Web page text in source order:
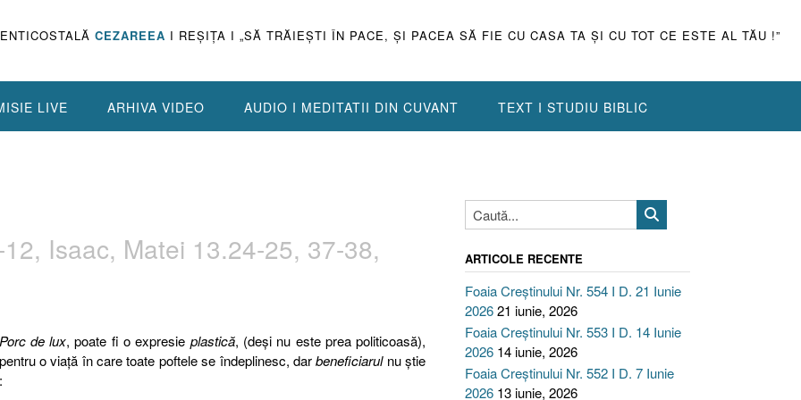
CEZAREEA I REŞIŢA I „SĂ TRĂIEŞTI ÎN PACE, ŞI PACEA SĂ FIE CU CASA TA ŞI CU TOT CE ESTE AL TĂU !”
LIVE ARHIVA VIDEO AUDIO I MEDITATII DIN CUVANT TEXT I STUDIU BIBLIC
Isaac, Matei 13.24-25, 37-38,
Porc de lux, poate fi o expresie plastică, (deşi nu este prea politicoasă),
pentru o viaţă în care toate poftele se îndeplinesc, darbeneficiarulnu ştie
:
ARTICOLE RECENTE
Foaia Creștinului Nr. 554 I D. 21 Iunie
202621 iunie, 2026
Foaia Creștinului Nr. 553 I D. 14 Iunie
2026 14 iunie, 2026
Foaia Creștinului Nr. 552 I D. 7 Iunie
2026 13 iunie, 2026